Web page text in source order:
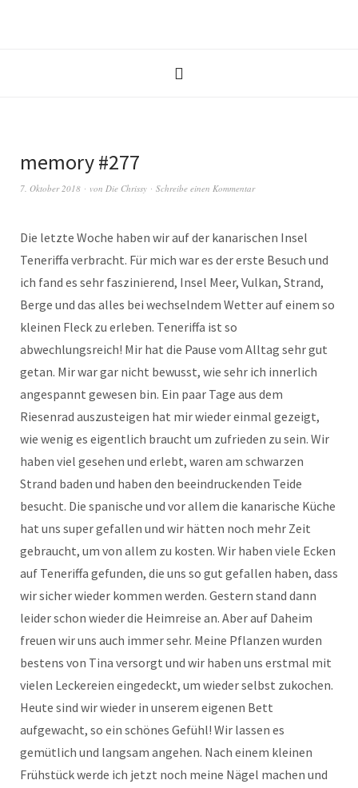
memory #277
7. Oktober 2018 von Die Chrissy Schreibe einen Kommentar
Die letzte Woche haben wir auf der kanarischen Insel
Teneriffa verbracht. Für mich war es der erste Besuch und
ich fand es sehr faszinierend, Insel Meer, Vulkan, Strand,
Berge und das alles bei wechselndem Wetter auf einem so
kleinen Fleck zu erleben. Teneriffa ist so
abwechlungsreich! Mir hat die Pause vom Alltag sehr gut
getan. Mir war gar nicht bewusst, wie sehr ich innerlich
angespannt gewesen bin. Ein paar Tage aus dem
Riesenrad auszusteigen hat mir wieder einmal gezeigt,
wie wenig es eigentlich braucht um zufrieden zu sein. Wir
haben viel gesehen und erlebt, waren am schwarzen
Strand baden und haben den beeindruckenden Teide
besucht. Die spanische und vor allem die kanarische Küche
hat uns super gefallen und wir hätten noch mehr Zeit
gebraucht, um von allem zu kosten. Wir haben viele Ecken
auf Teneriffa gefunden, die uns so gut gefallen haben, dass
wir sicher wieder kommen werden. Gestern stand dann
leider schon wieder die Heimreise an. Aber auf Daheim
freuen wir uns auch immer sehr. Meine Pflanzen wurden
bestens von Tina versorgt und wir haben uns erstmal mit
vielen Leckereien eingedeckt, um wieder selbst zukochen.
Heute sind wir wieder in unserem eigenen Bett
aufgewacht, so ein schönes Gefühl! Wir lassen es
gemütlich und langsam angehen. Nach einem kleinen
Frühstück werde ich jetzt noch meine Nägel machen und